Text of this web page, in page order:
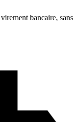
bancaire, sans